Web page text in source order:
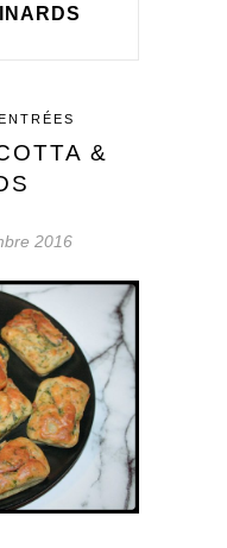
&
2016